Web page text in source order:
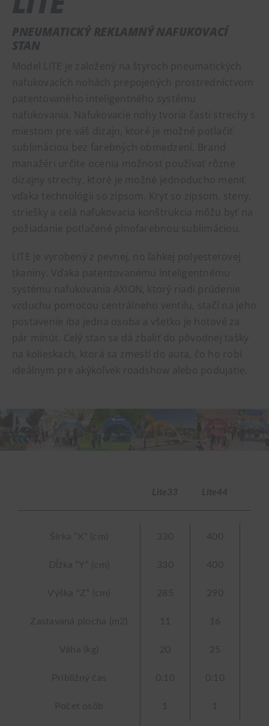
PNEUMATICKÝ REKLAMNÝ NAFUKOVACÍ
STAN
Model LITE je založený na štyroch pneumatických
nafukovacích nohách prepojených prostredníctvom
patentovaného inteligentného systému
nafukovania. Nafukovacie nohy tvoria časti strechy s
miestom pre váš dizajn, ktoré je možné potlačiť
sublimáciou bez farebných obmedzení. Brand
manažéri určite ocenia možnosť používať rôzne
dizajny strechy, ktoré je možné jednoducho meniť
vďaka technológii so zipsom. Kryt so zipsom, steny,
striešky a celá nafukovacia konštrukcia môžu byť na
požiadanie potlačené plnofarebnou sublimáciou.
LITE je vyrobený z pevnej, no ľahkej polyesterovej
tkaniny. Vďaka patentovanému inteligentnému
systému nafukovania AXION, ktorý riadi prúdenie
vzduchu pomocou centrálneho ventilu, stačí na jeho
postavenie iba jedna osoba a všetko je hotové za
pár minút. Celý stan sa dá zbaliť do pôvodnej tašky
na kolieskach, ktorá sa zmestí do auta, čo ho robí
ideálnym pre akýkoľvek roadshow alebo podujatie.
Lite33 Lite44
Šírka “X” (cm) 330 400
Dĺžka “Y” (cm) 330 400
Výška “Z” (cm) 285 290
Zastavaná plocha (m2) 16
Váha (kg) 20 25
Približný čas 0:10 0:10
Počet osôb